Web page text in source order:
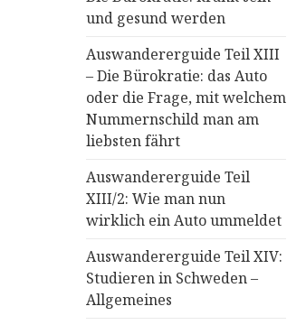
und gesund werden
Auswandererguide Teil XIII
– Die Bürokratie: das Auto
oder die Frage, mit welchem
Nummernschild man am
liebsten fährt
Auswandererguide Teil
XIII/2: Wie man nun
wirklich ein Auto ummeldet
Auswandererguide Teil XIV:
Studieren in Schweden –
Allgemeines